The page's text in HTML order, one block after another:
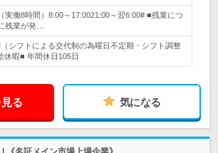
働8時間）8:00～17:0021:00～翌6:00# ■残業につ
残業が発…
シフトによる交代制の為曜日不定期・シフト調整
休暇■ 年間休日105日
る 気になる